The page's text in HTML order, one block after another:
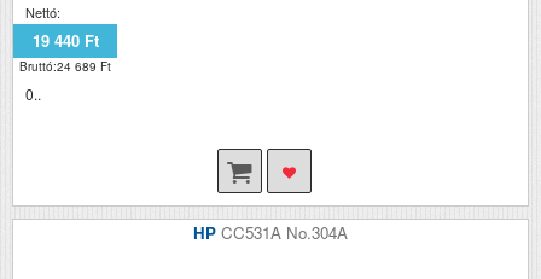
Nettó:
19 440 Ft
Bruttó:24 689 Ft
0..
HP CC531A No.304A